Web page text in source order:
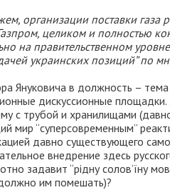
организации поставки газа
целиком и полностью
на правительственном
украинских позиций” по
Януковича в должность –
дискуссионные
с трубой и хранилищами
“суперсовременным”
давно существующего
внедрение здесь
задавит “рідну солов’їну
им помешать)?